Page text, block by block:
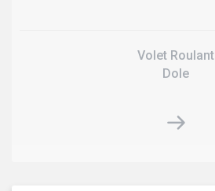
Volet Roulant
Dole